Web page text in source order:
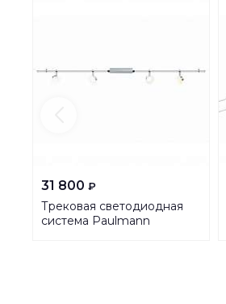
31 800 ₽
Трековая светодиодная
система Paulmann